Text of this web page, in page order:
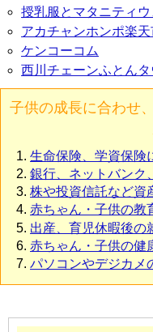
授乳服とマタニティ
アカチャンホンポ楽
ケンコーコム
西川チェーンふとんタ
子供の成長に合わせ
生命保険、学資保険
銀行、ネットバンク
株や投資信託など資
赤ちゃん・子供の教
出産、育児休暇後の
赤ちゃん・子供の健
パソコンやデジカメ